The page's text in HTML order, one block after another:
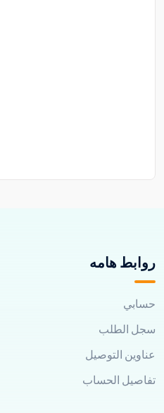
روابط هامه
حسابي
سجل الطلب
عناوين التوصيل
تفاصيل الحساب